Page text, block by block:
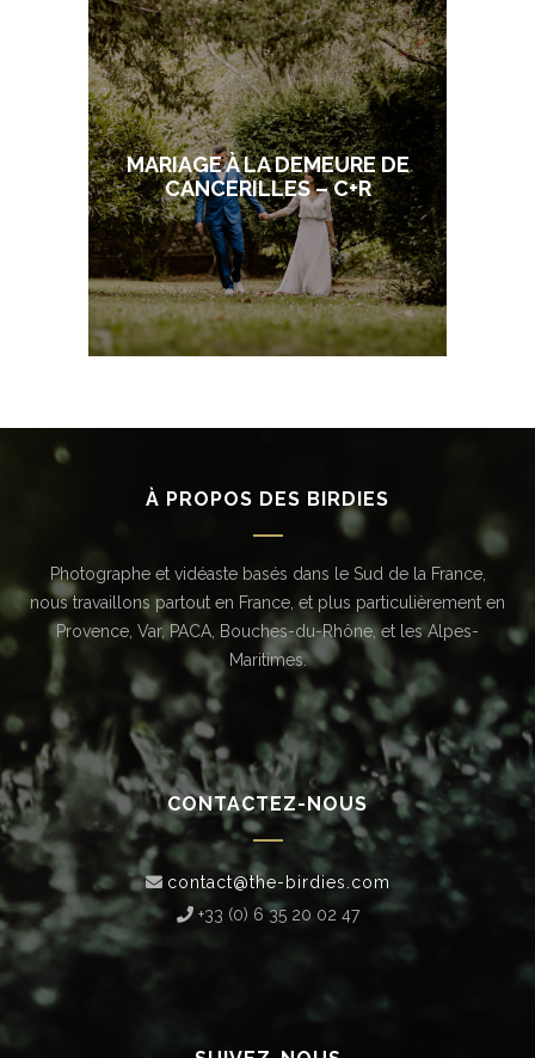
MARIAGE À LA DEMEURE DE
CANCERILLES – C+R
À PROPOS DES BIRDIES
Photographe et vidéaste basés dans le Sud de la France,
nous travaillons partout en France, et plus particulièrement en
Provence, Var, PACA, Bouches-du-Rhône, et les Alpes-
Maritimes.
CONTACTEZ-NOUS
contact@the-birdies.com
+33 (0) 6 35 20 02 47‬